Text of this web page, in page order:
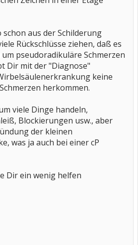
aus der Schilderung
Rückschlüsse ziehen, daß es
pseudoradikuläre Schmerzen
Dir mit der "Diagnose"
keine
herkommen.
viele Dinge handeln,
Blockierungen usw., aber
der kleinen
was ja auch bei einer cP
Dir ein wenig helfen